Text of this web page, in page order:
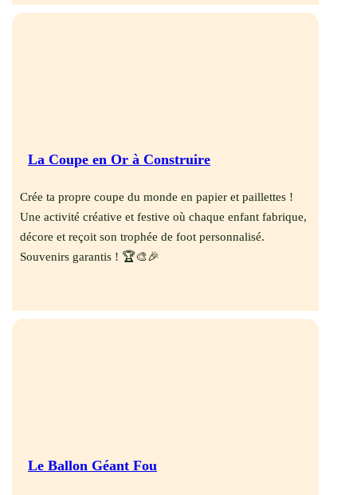
La Coupe en Or à Construire
Crée ta propre coupe du monde en papier et paillettes !
Une activité créative et festive où chaque enfant fabrique,
décore et reçoit son trophée de foot personnalisé.
Souvenirs garantis ! 🏆🎨🎉
Le Ballon Géant Fou